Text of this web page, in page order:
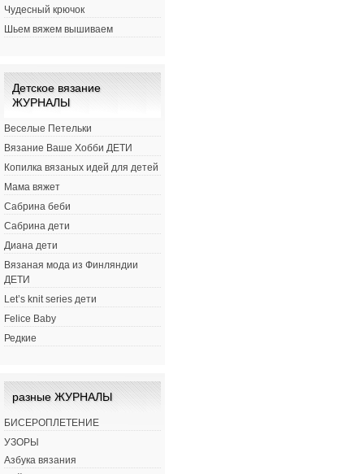
Чудесный крючок
Шьем вяжем вышиваем
Детское вязание
ЖУРНАЛЫ
Веселые Петельки
Вязание Ваше Хобби ДЕТИ
Копилка вязаных идей для детей
Мама вяжет
Сабрина беби
Сабрина дети
Диана дети
Вязаная мода из Финляндии
ДЕТИ
Let’s knit series дети
Felice Baby
Редкие
разные ЖУРНАЛЫ
БИСЕРОПЛЕТЕНИЕ
УЗОРЫ
Азбука вязания